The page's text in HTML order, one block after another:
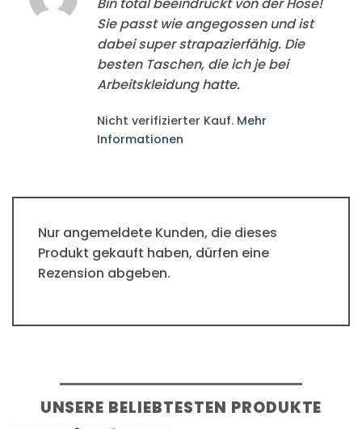
Bin total beeindruckt von der Hose!
Sie passt wie angegossen und ist
dabei super strapazierfähig. Die
besten Taschen, die ich je bei
Arbeitskleidung hatte.
Nicht verifizierter Kauf. Mehr
Informationen
Nur angemeldete Kunden, die dieses
Produkt gekauft haben, dürfen eine
Rezension abgeben.
UNSERE BELIEBTESTEN PRODUKTE